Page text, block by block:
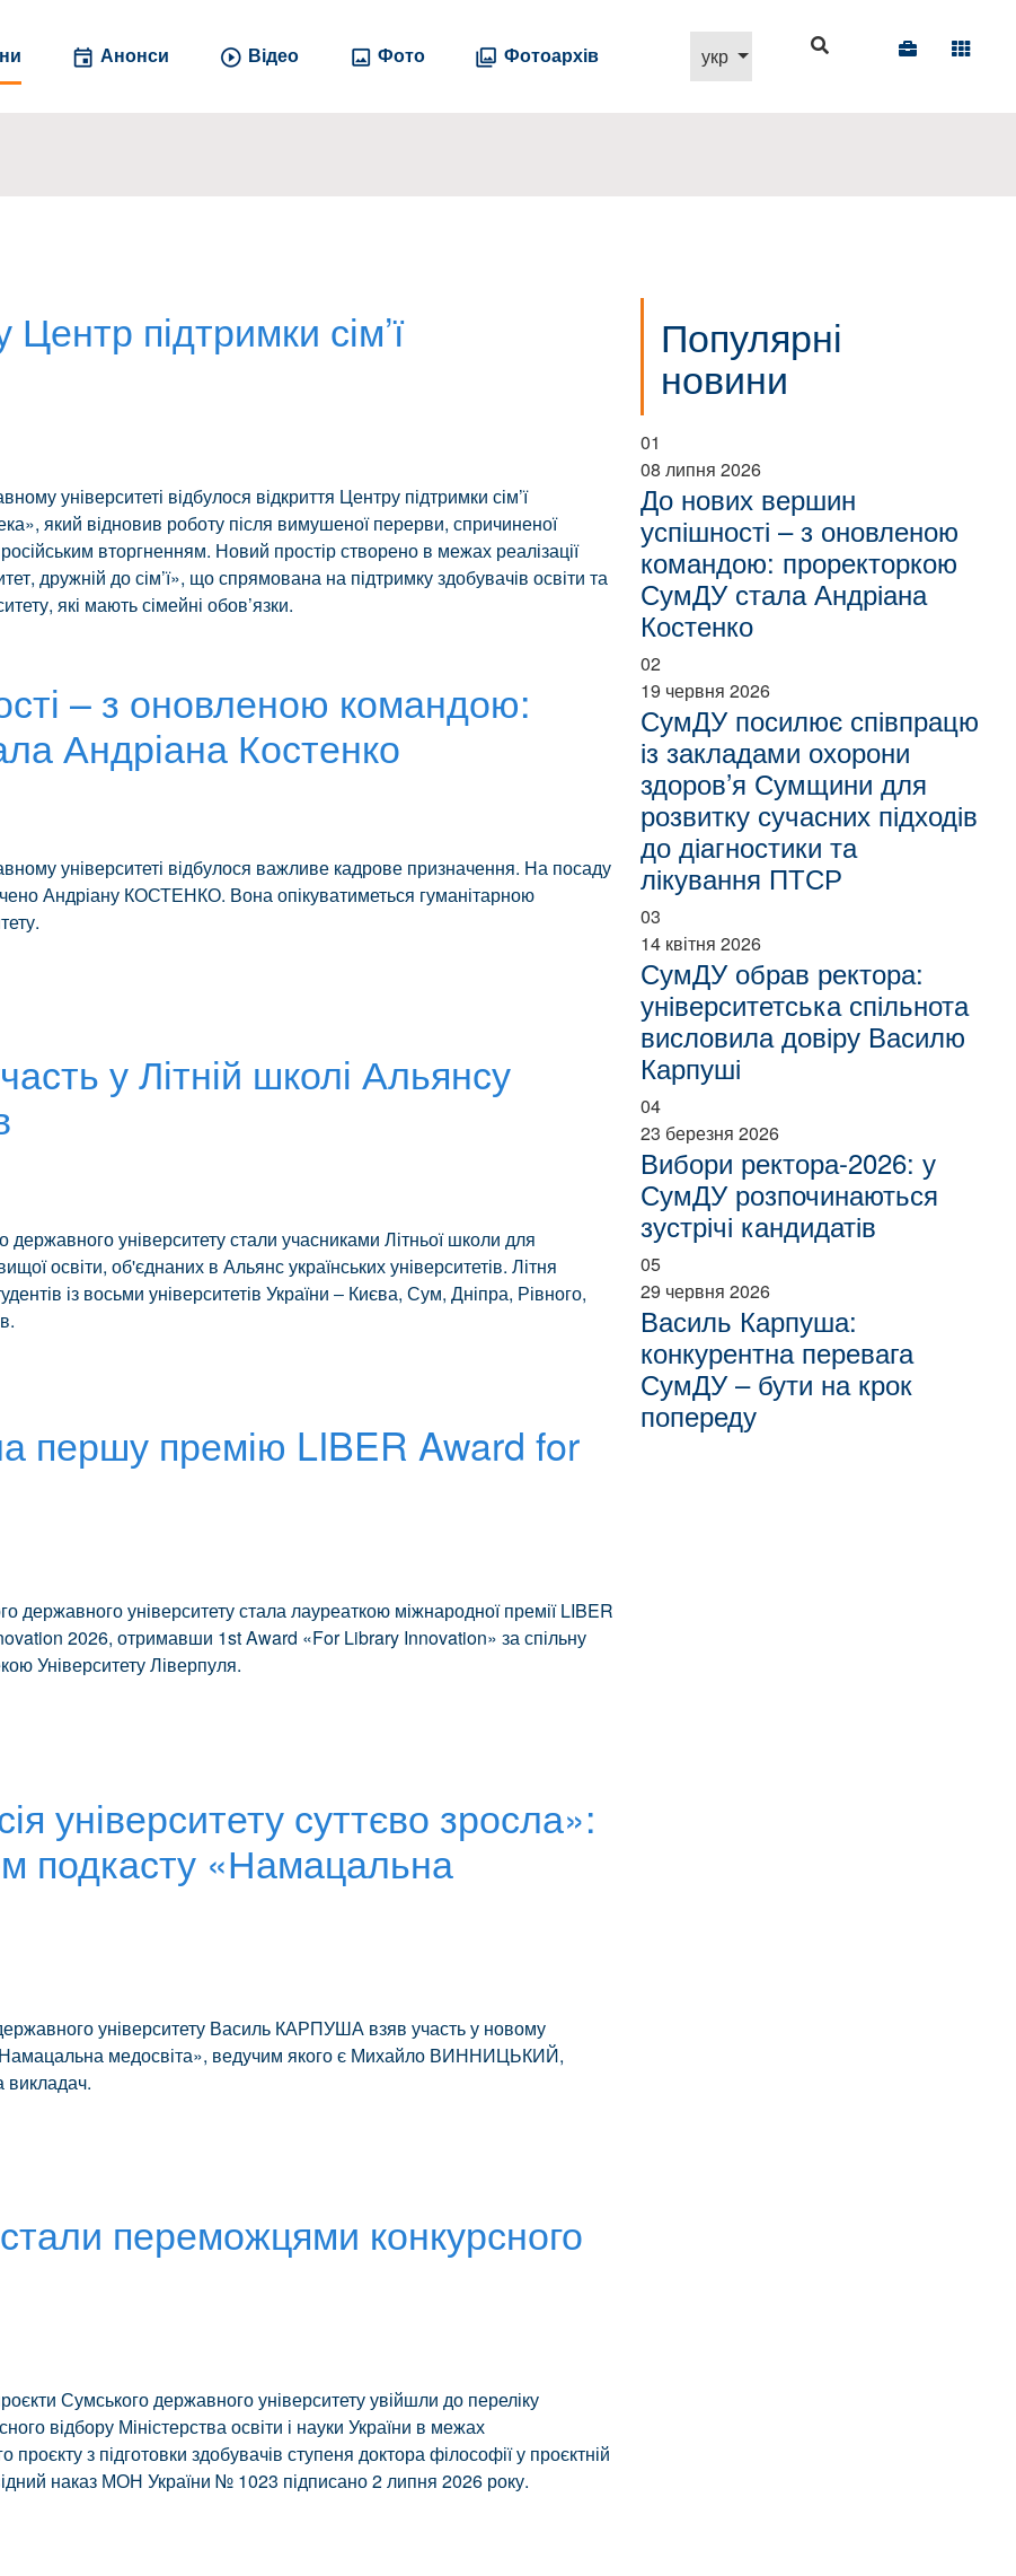
Виберіть свою мову
укр
Анонси Відео Фото Фотоархів
підтримки сім’ї
університеті відбулося відкриття Центру підтримки сім’ї
який відновив роботу після вимушеної перерви, спричиненої
вторгненням. Новий простір створено в межах реалізації
дружній до сім’ї», що спрямована на підтримку здобувачів освіти та
які мають сімейні обов’язки.
– з оновленою командою:
Андріана Костенко
університеті відбулося важливе кадрове призначення. На посаду
Андріану КОСТЕНКО. Вона опікуватиметься гуманітарною
у Літній школі Альянсу
державного університету стали учасниками Літньої школи для
освіти, об'єднаних в Альянс українських університетів. Літня
із восьми університетів України ‒ Києва, Сум, Дніпра, Рівного,
першу премію LIBER Award for
державного університету стала лауреаткою міжнародної премії LIBER
2026, отримавши 1st Award «For Library Innovation» за спільну
Університету Ліверпуля.
університету суттєво зросла»:
подкасту «Намацальна
університету Василь КАРПУША взяв участь у новому
медосвіта», ведучим якого є Михайло ВИННИЦЬКИЙ,
викладач.
переможцями конкурсного
Сумського державного університету увійшли до переліку
відбору Міністерства освіти і науки України в межах
проєкту з підготовки здобувачів ступеня доктора філософії у проєктній
наказ МОН України № 1023 підписано 2 липня 2026 року.
Популярні
новини
01
08 липня 2026
До нових вершин
успішності – з оновленою
командою: проректоркою
СумДУ стала Андріана
Костенко
02
19 червня 2026
СумДУ посилює співпрацю
із закладами охорони
здоров’я Сумщини для
розвитку сучасних підходів
до діагностики та
лікування ПТСР
03
14 квітня 2026
СумДУ обрав ректора:
університетська спільнота
висловила довіру Василю
Карпуші
04
23 березня 2026
Вибори ректора-2026: у
СумДУ розпочинаються
зустрічі кандидатів
05
29 червня 2026
Василь Карпуша:
конкурентна перевага
СумДУ – бути на крок
попереду